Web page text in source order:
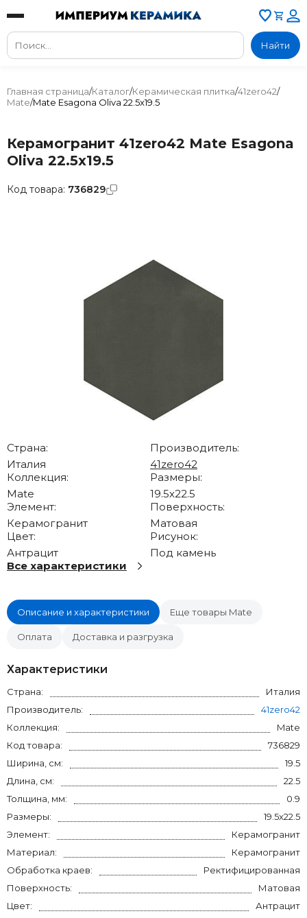
Найти
Главная страница/Каталог/Керамическая плитка/41zero42/
Mate/Mate Esagona Oliva 22.5x19.5
Керамогранит 41zero42 Mate Esagona
Oliva 22.5x19.5
Страна:
Италия
Производитель:
41zero42
Коллекция:
Mate
Размеры:
19.5x22.5
Элемент:
Керамогранит
Поверхность:
Матовая
Цвет:
Антрацит
Рисунок:
Под камень
Все характеристики
Описание и характеристики Еще товары Mate
Оплата Доставка и разгрузка
Характеристики
Страна:
Италия
Производитель:
41zero42
Коллекция:
Mate
Код товара:
736829
Ширина, см:
19.5
Длина, см:
22.5
Толщина, мм:
0.9
Размеры:
19.5x22.5
Элемент:
Керамогранит
Материал:
Керамогранит
Обработка краев:
Ректифицированная
Поверхность:
Матовая
Цвет:
Антрацит
Код товара: 736829